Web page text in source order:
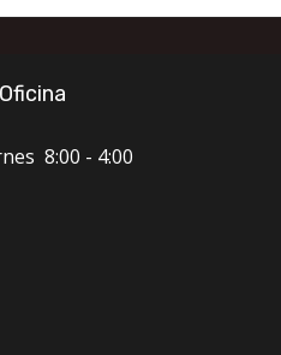
8:00 - 4:00